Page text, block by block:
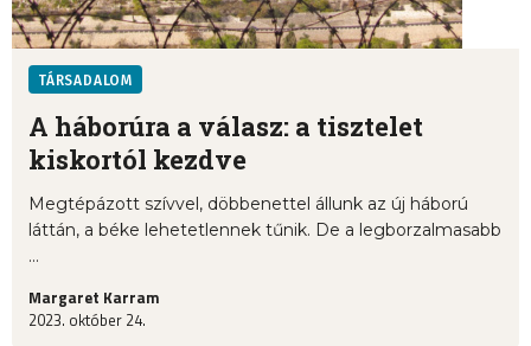
TÁRSADALOM
A háborúra a válasz: a tisztelet
kiskortól kezdve
Megtépázott szívvel, döbbenettel állunk az új háború
láttán, a béke lehetetlennek tűnik. De a legborzalmasabb
...
Margaret Karram
2023. október 24.